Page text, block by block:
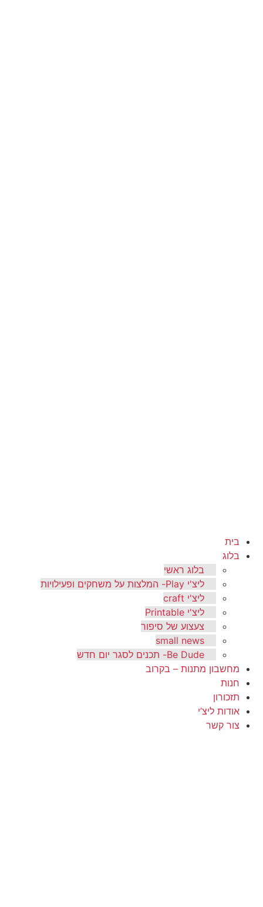
בית
בלוג
בלוג ראשי
ליצ'י Play- המלצות על משחקים ופעילויות
ליצ'י craft
ליצ'י Printable
צעצוע של סיפור
small news
Be Dude- תכנים לסגר יום חדש
מחשבון מתנות – בקרוב
חנות
תזכורון
אודות ליצ’י
צור קשר